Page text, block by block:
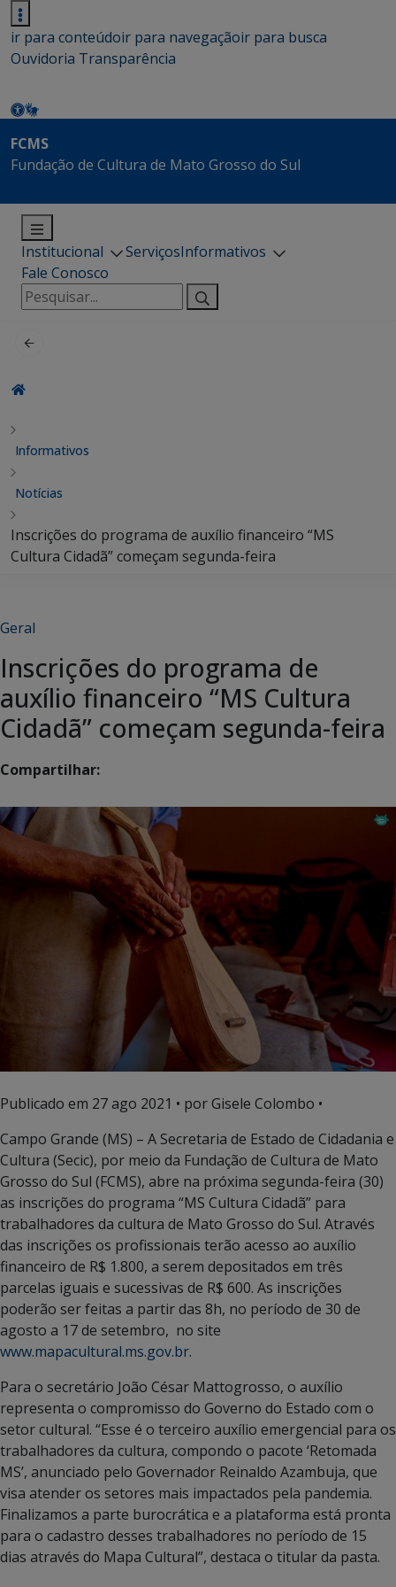
ir para conteúdoir para navegaçãoir para busca
Ouvidoria Transparência
FCMS
Fundação de Cultura de Mato Grosso do Sul
Institucional ServiçosInformativos
Fale Conosco
Pesquisar
por:
Informativos
Notícias
Inscrições do programa de auxílio financeiro “MS
Cultura Cidadã” começam segunda-feira
Geral
Inscrições do programa de
auxílio financeiro “MS Cultura
Cidadã” começam segunda-feira
Compartilhar:
Publicado em 27 ago 2021 • por Gisele Colombo •
Campo Grande (MS) – A Secretaria de Estado de Cidadania e
Cultura (Secic), por meio da Fundação de Cultura de Mato
Grosso do Sul (FCMS), abre na próxima segunda-feira (30)
as inscrições do programa “MS Cultura Cidadã” para
trabalhadores da cultura de Mato Grosso do Sul. Através
das inscrições os profissionais terão acesso ao auxílio
financeiro de R$ 1.800, a serem depositados em três
parcelas iguais e sucessivas de R$ 600. As inscrições
poderão ser feitas a partir das 8h, no período de 30 de
agosto a 17 de setembro, no site
www.mapacultural.ms.gov.br.
Para o secretário João César Mattogrosso, o auxílio
representa o compromisso do Governo do Estado com o
setor cultural. “Esse é o terceiro auxílio emergencial para os
trabalhadores da cultura, compondo o pacote ‘Retomada
MS’, anunciado pelo Governador Reinaldo Azambuja, que
visa atender os setores mais impactados pela pandemia.
Finalizamos a parte burocrática e a plataforma está pronta
para o cadastro desses trabalhadores no período de 15
dias através do Mapa Cultural”, destaca o titular da pasta.